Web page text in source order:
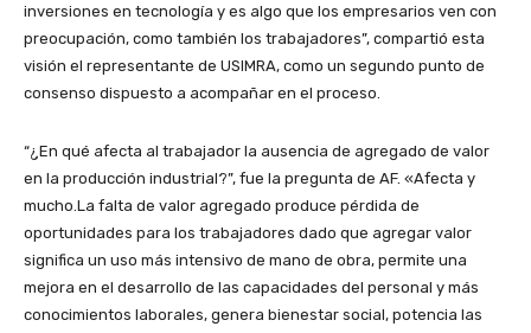
inversiones en tecnología y es algo que los empresarios ven con
preocupación, como también los trabajadores”, compartió esta
visión el representante de USIMRA, como un segundo punto de
consenso dispuesto a acompañar en el proceso.
“¿En qué afecta al trabajador la ausencia de agregado de valor
en la producción industrial?”, fue la pregunta de AF. «Afecta y
mucho.La falta de valor agregado produce pérdida de
oportunidades para los trabajadores dado que agregar valor
significa un uso más intensivo de mano de obra, permite una
mejora en el desarrollo de las capacidades del personal y más
conocimientos laborales, genera bienestar social, potencia las